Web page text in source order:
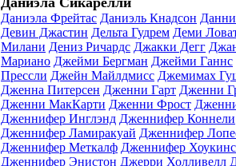
Даниэла Фрейтас Даниэль Кнадсон
Девин Джастин Дельта Гудрем Деми
Милани Дениз Ричардс Джакки Дегг
Мариано Джейми Бергман Джейми Ганнс
Прессли Джейн Майлдмисс Джемимах
Дженна Питерсен Дженни Гарт Дженни
Дженни МакКарти Дженни Фрост
Дженнифер Инглэнд Дженнифер Коннели
Дженнифер Ламиракуай Дженнифер
Дженнифер Меткалф Дженнифер Хоукинс
Дженнифер Энистон Джерри Холливелл